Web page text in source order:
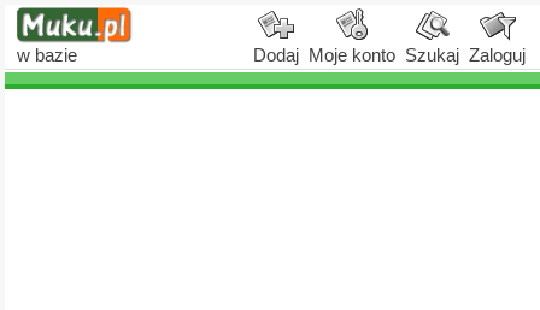
w bazie Dodaj Moje konto Szukaj Zaloguj